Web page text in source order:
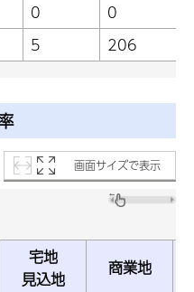
0 0
5 206
画面サイズで表示
宅地
見込地
商業地